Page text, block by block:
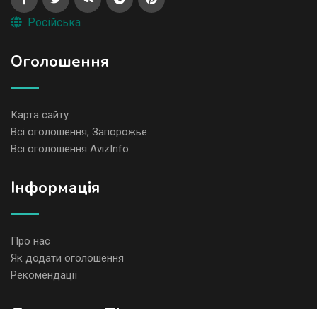
Російська
Оголошення
Карта сайту
Всі оголошення, Запорожье
Всі оголошення AvizInfo
Iнформація
Про нас
Як додати оголошення
Рекомендації